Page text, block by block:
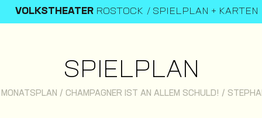
VOLKSTHEATER ROSTOCK SPIELPLAN + KARTEN
SPIELPLAN
MONATSPLAN / CHAMPAGNER IST AN ALLEM SCHULD! /